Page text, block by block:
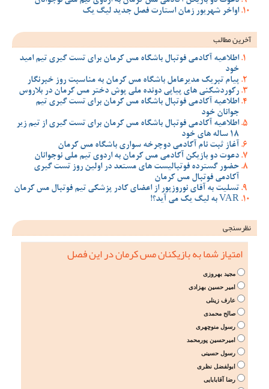
اواخر شهریور زمان استارت فصل جدید لیگ یک
آخرین مطالب
اطلاعیه آکادمی فوتبال باشگاه مس کرمان برای تست گیری تیم امید
خود
پیام تبریک مدیرعامل باشگاه مس کرمان به مناسبت روز خبرنگار
رکوردشکنی های پیاپی دونده ملی پوش دختر مس کرمان در بلاروس
اطلاعیه آکادمی فوتبال باشگاه مس کرمان برای تست گیری تیم
جوانان خود
اطلاعیه آکادمی فوتبال باشگاه مس کرمان برای تست گیری از تیم زیر
18 ساله های خود
آغاز ثبت نام آکادمی دوچرخه سواری باشگاه مس کرمان
دعوت دو بازیکن آکادمی مس کرمان به اردوی تیم ملی نوجوانان
حضور گسترده فوتبالیست های مستعد در اولین روز تست گیری
آکادمی فوتبال مس کرمان
تسلیت به آقای نوروزپور از اعضای کادر پزشکی تیم فوتبال مس کرمان
VAR به لیگ یک می آید؟!
نظرسنجی
امتیاز شما به بازیکنان مس کرمان در این فصل
مجید بهروزی
امیر حسین بهزادی
عارف زینلی
صالح محمدی
رسول منوچهری
امیرحسین پورمحمد
رسول حسینی
ابولفضل نظری
رضا آقابابایی